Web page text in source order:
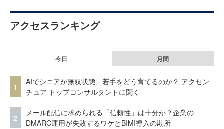
アクセスランキング
今日 月間
1
AIでシニアが無双状態、若手をどう育てるのか？ アクセン
チュア トップコンサルタントに聞く
2
メール配信に求められる「信頼性」は十分か？企業の
DMARC運用が失敗するワケとBIMI導入の勘所